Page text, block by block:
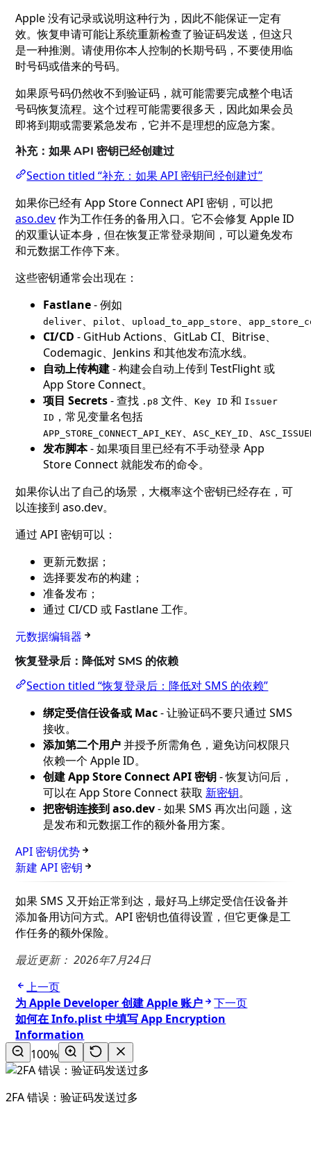
Apple 没有记录或说明这种行为，因此不能保证一定有
效。恢复申请可能让系统重新检查了验证码发送，但这只
是一种推测。请使用你本人控制的长期号码，不要使用临
时号码或借来的号码。
如果原号码仍然收不到验证码，就可能需要完成整个电话
号码恢复流程。这个过程可能需要很多天，因此如果会员
即将到期或需要紧急发布，它并不是理想的应急方案。
补充：如果 API 密钥已经创建过
Section titled “补充：如果 API 密钥已经创建过”
如果你已经有 App Store Connect API 密钥，可以把
aso.dev作为工作任务的备用入口。它不会修复 Apple ID
的双重认证本身，但在恢复正常登录期间，可以避免发布
和元数据工作停下来。
这些密钥通常会出现在：
Fastlane- 例如
deliver、 pilot 、 upload_to_app_store 、
CI/CD - GitHub Actions、GitLab CI、Bitrise、
Codemagic、Jenkins 和其他发布流水线。
自动上传构建- 构建会自动上传到 TestFlight 或
App Store Connect。
项目 Secrets- 查找 .p8 文件、Key ID 和 Issuer
ID ，常见变量名包括
APP_STORE_CONNECT_API_KEY、ASC_KEY_ID 、
发布脚本- 如果项目里已经有不手动登录 App
Store Connect 就能发布的命令。
如果你认出了自己的场景，大概率这个密钥已经存在，可
以连接到 aso.dev。
通过 API 密钥可以：
更新元数据；
选择要发布的构建；
准备发布；
通过 CI/CD 或 Fastlane 工作。
元数据编辑器
恢复登录后：降低对 SMS 的依赖
Section titled “恢复登录后：降低对 SMS 的依赖”
绑定受信任设备或 Mac- 让验证码不要只通过 SMS
接收。
添加第二个用户并授予所需角色，避免访问权限只
依赖一个 Apple ID。
创建 App Store Connect API 密钥- 恢复访问后，
可以在 App Store Connect 获取 新密钥。
把密钥连接到 aso.dev- 如果 SMS 再次出问题，这
是发布和元数据工作的额外备用方案。
API 密钥优势
新建 API 密钥
如果 SMS 又开始正常到达，最好马上绑定受信任设备并
添加备用访问方式。API 密钥也值得设置，但它更像是工
作任务的额外保险。
最近更新：2026年7月24日
上一页
为 Apple Developer 创建 Apple 账户
下一页
如何在 Info.plist 中填写 App Encryption
Information
100%
2FA 错误：验证码发送过多